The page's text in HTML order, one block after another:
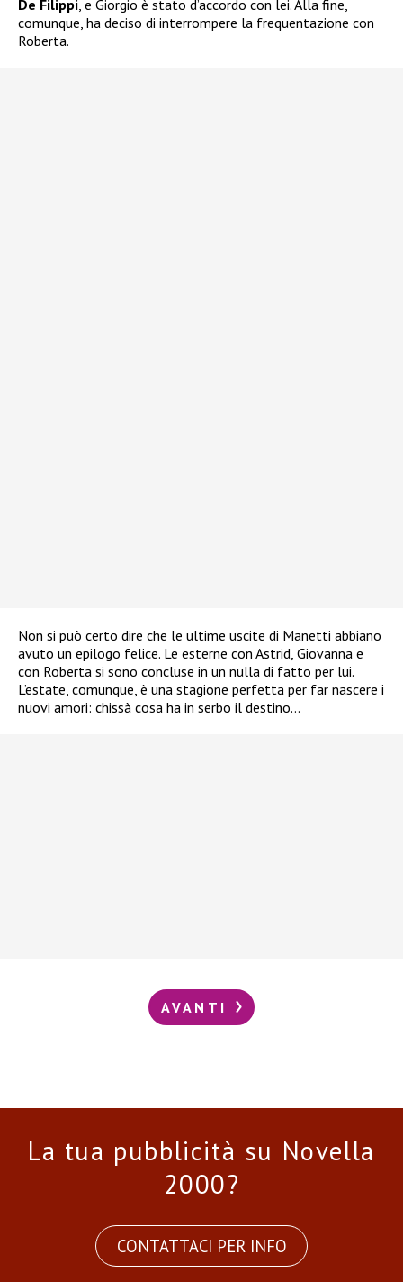
De Filippi , e Giorgio è stato d’accordo con lei. Alla fine,
comunque, ha deciso di interrompere la frequentazione con
Roberta.
Non si può certo dire che le ultime uscite di Manetti abbiano
avuto un epilogo felice. Le esterne con Astrid, Giovanna e
con Roberta si sono concluse in un nulla di fatto per lui.
L’estate, comunque, è una stagione perfetta per far nascere i
nuovi amori: chissà cosa ha in serbo il destino…
AVANTI
La tua pubblicità su Novella
2000?
CONTATTACI PER INFO